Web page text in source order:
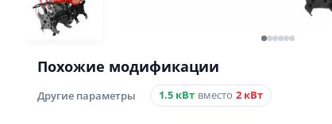
Похожие модификации
Другие параметры 1.5 кВт вместо 2 кВт